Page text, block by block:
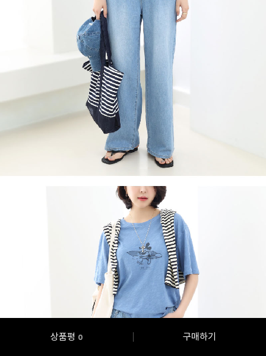
상품평 0 구매하기